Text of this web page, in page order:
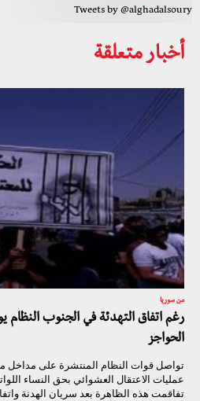
Tweets by @alghadalsoury
أخبار متعلقة
من سوريا
رغم اتفاق التهدئة في الجنوب النظام
الحواجز
تواصل قوات النظام المنتشرة على مداخل
عمليات الاعتقال العشوائي بحق النساء
تفاقمت هذه الظاهرة بعد سريان الهدنة